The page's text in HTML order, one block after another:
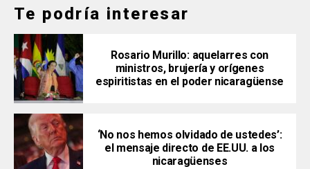
Te podría interesar
Rosario Murillo: aquelarres con
ministros, brujería y orígenes
espiritistas en el poder nicaragüense
‘No nos hemos olvidado de ustedes’:
el mensaje directo de EE.UU. a los
nicaragüenses